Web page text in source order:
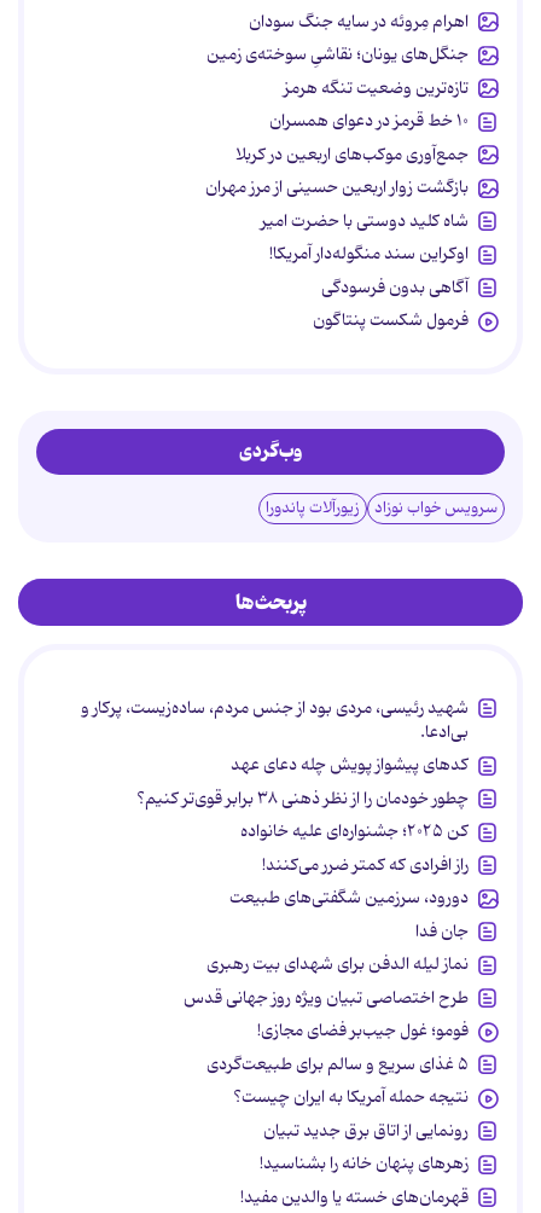
اهرام مِروئه در سایه جنگ سودان
جنگل‌های یونان؛ نقاشیِ سوخته‌ی زمین
تازه‌ترین وضعیت تنگه هرمز
۱۰ خط قرمز در دعوای همسران
جمع‌آوری موکب‌های اربعین در کربلا
بازگشت زوار اربعین حسینی از مرز مهران
شاه کلید دوستی با حضرت امیر
اوکراین سند منگوله‌دار آمریکا!
آگاهی بدون فرسودگی
فرمول شکست پنتاگون
وب‌گردی
سرویس خواب نوزاد زیورآلات پاندورا
پربحث‌ها
شهید رئیسی، مردی بود از جنس مردم، ساده‌زیست، پرکار و
بی‌ادعا.
کدهای پیشواز پویش چله دعای عهد
چطور خودمان را از نظر ذهنی ۳۸ برابر قوی‌تر کنیم؟
کن ۲۰۲۵؛ جشنواره‌ای علیه خانواده
راز افرادی که کمتر ضرر می‌کنند!
دورود، سرزمین شگفتی‌های طبیعت
جان فدا
نماز لیله الدفن برای شهدای بیت رهبری
طرح اختصاصی تبیان ویژه روز جهانی قدس
فومو؛ غول جیب‌بر فضای مجازی!
۵ غذای سریع و سالم برای طبیعت‌گردی
نتیجه حمله آمریکا به ایران چیست؟
رونمایی از اتاق برق جدید تبیان
زهرهای پنهان خانه را بشناسید!
قهرمان‌های خسته یا والدین مفید!